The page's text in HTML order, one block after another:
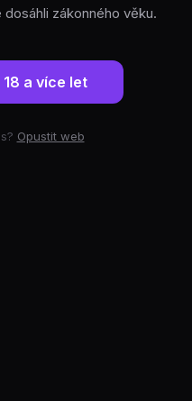
zákonného věku.
a více let
Opustit web